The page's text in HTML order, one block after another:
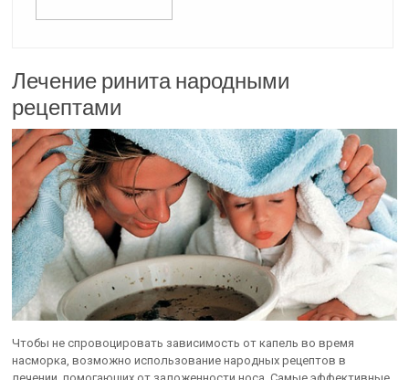
Лечение ринита народными
рецептами
Чтобы не спровоцировать зависимость от капель во время
насморка, возможно использование народных рецептов в